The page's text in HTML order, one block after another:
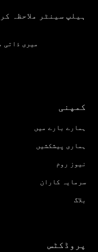
ہیلپ سینٹر ملاحظہ
میری ذاتی
کمپنی
ہمارے بارے میں
ہماری پیشکشیں
نیوز روم
سرمایہ کاران
بلاگ
پروڈکٹس